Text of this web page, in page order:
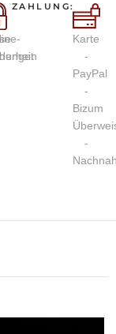
ZAHLUNG:
Karte
-
PayPal
-
Bizum
-